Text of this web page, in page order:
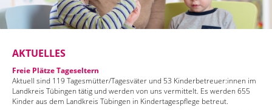
AKTUELLES
Freie Plätze Tageseltern
Aktuell sind 119 Tagesmütter/Tagesväter und 53 Kinderbetreuer:innen im
Landkreis Tübingen tätig und werden von uns vermittelt. Es werden 655
Kinder aus dem Landkreis Tübingen in Kindertagespflege betreut.